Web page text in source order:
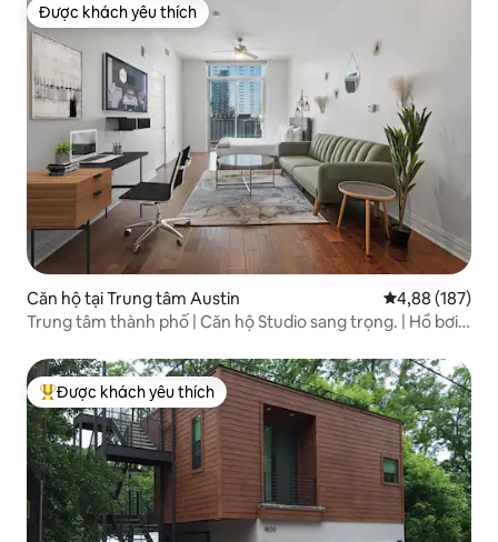
Được khách yêu thích
Được khách yêu thích
Căn hộ tại Trung tâm Austin Xếp hạng
4,88 (187)
Trung tâm thành phố | Căn hộ Studio sang trọng. | Hồ bơi |
Được khách yêu thích nhất
Được khách yêu thích